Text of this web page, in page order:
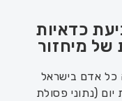
כדאיות
מיחזור
כל אדם בישראל
יום (נתוני פסולת